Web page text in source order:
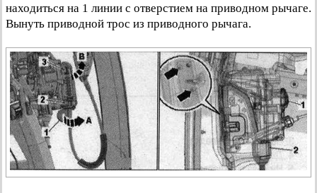
находиться на 1 линии с отверстием на приводном рычаге.
Вынуть приводной трос из приводного рычага.